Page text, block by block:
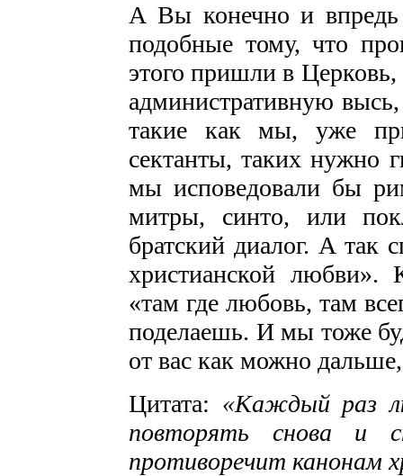
А Вы конечно и впредь
подобные тому, что
этого пришли в Церковь,
административную
такие как мы, уже
сектанты, таких нужно
мы исповедовали бы
митры, синто, или
братский диалог. А так
христианской любви».
«там где любовь, там
поделаешь. И мы тоже
от вас как можно
Цитата: «Каждый раз
повторять снова и
противоречит канонам